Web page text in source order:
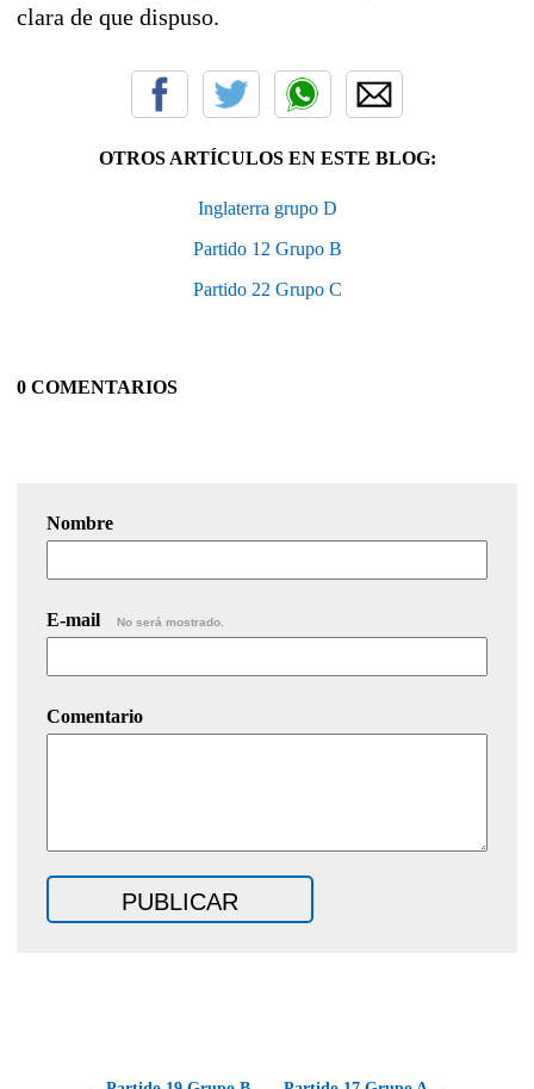
clara de que dispuso.
OTROS ARTÍCULOS EN ESTE BLOG:
Inglaterra grupo D
Partido 12 Grupo B
Partido 22 Grupo C
0 COMENTARIOS
Nombre
E-mail No será mostrado.
Comentario